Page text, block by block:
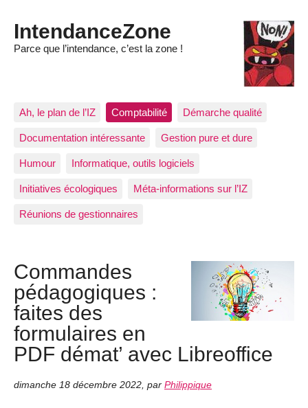
IntendanceZone
Parce que l’intendance, c’est la zone !
Ah, le plan de l’IZ Comptabilité Démarche qualité
Documentation intéressante Gestion pure et dure
Humour Informatique, outils logiciels
Initiatives écologiques Méta-informations sur l’IZ
Réunions de gestionnaires
Commandes
pédagogiques :
faites des
formulaires en
PDF démat’ avec Libreoffice
dimanche 18 décembre 2022 par Philippique